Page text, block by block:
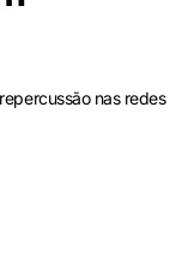
nas redes